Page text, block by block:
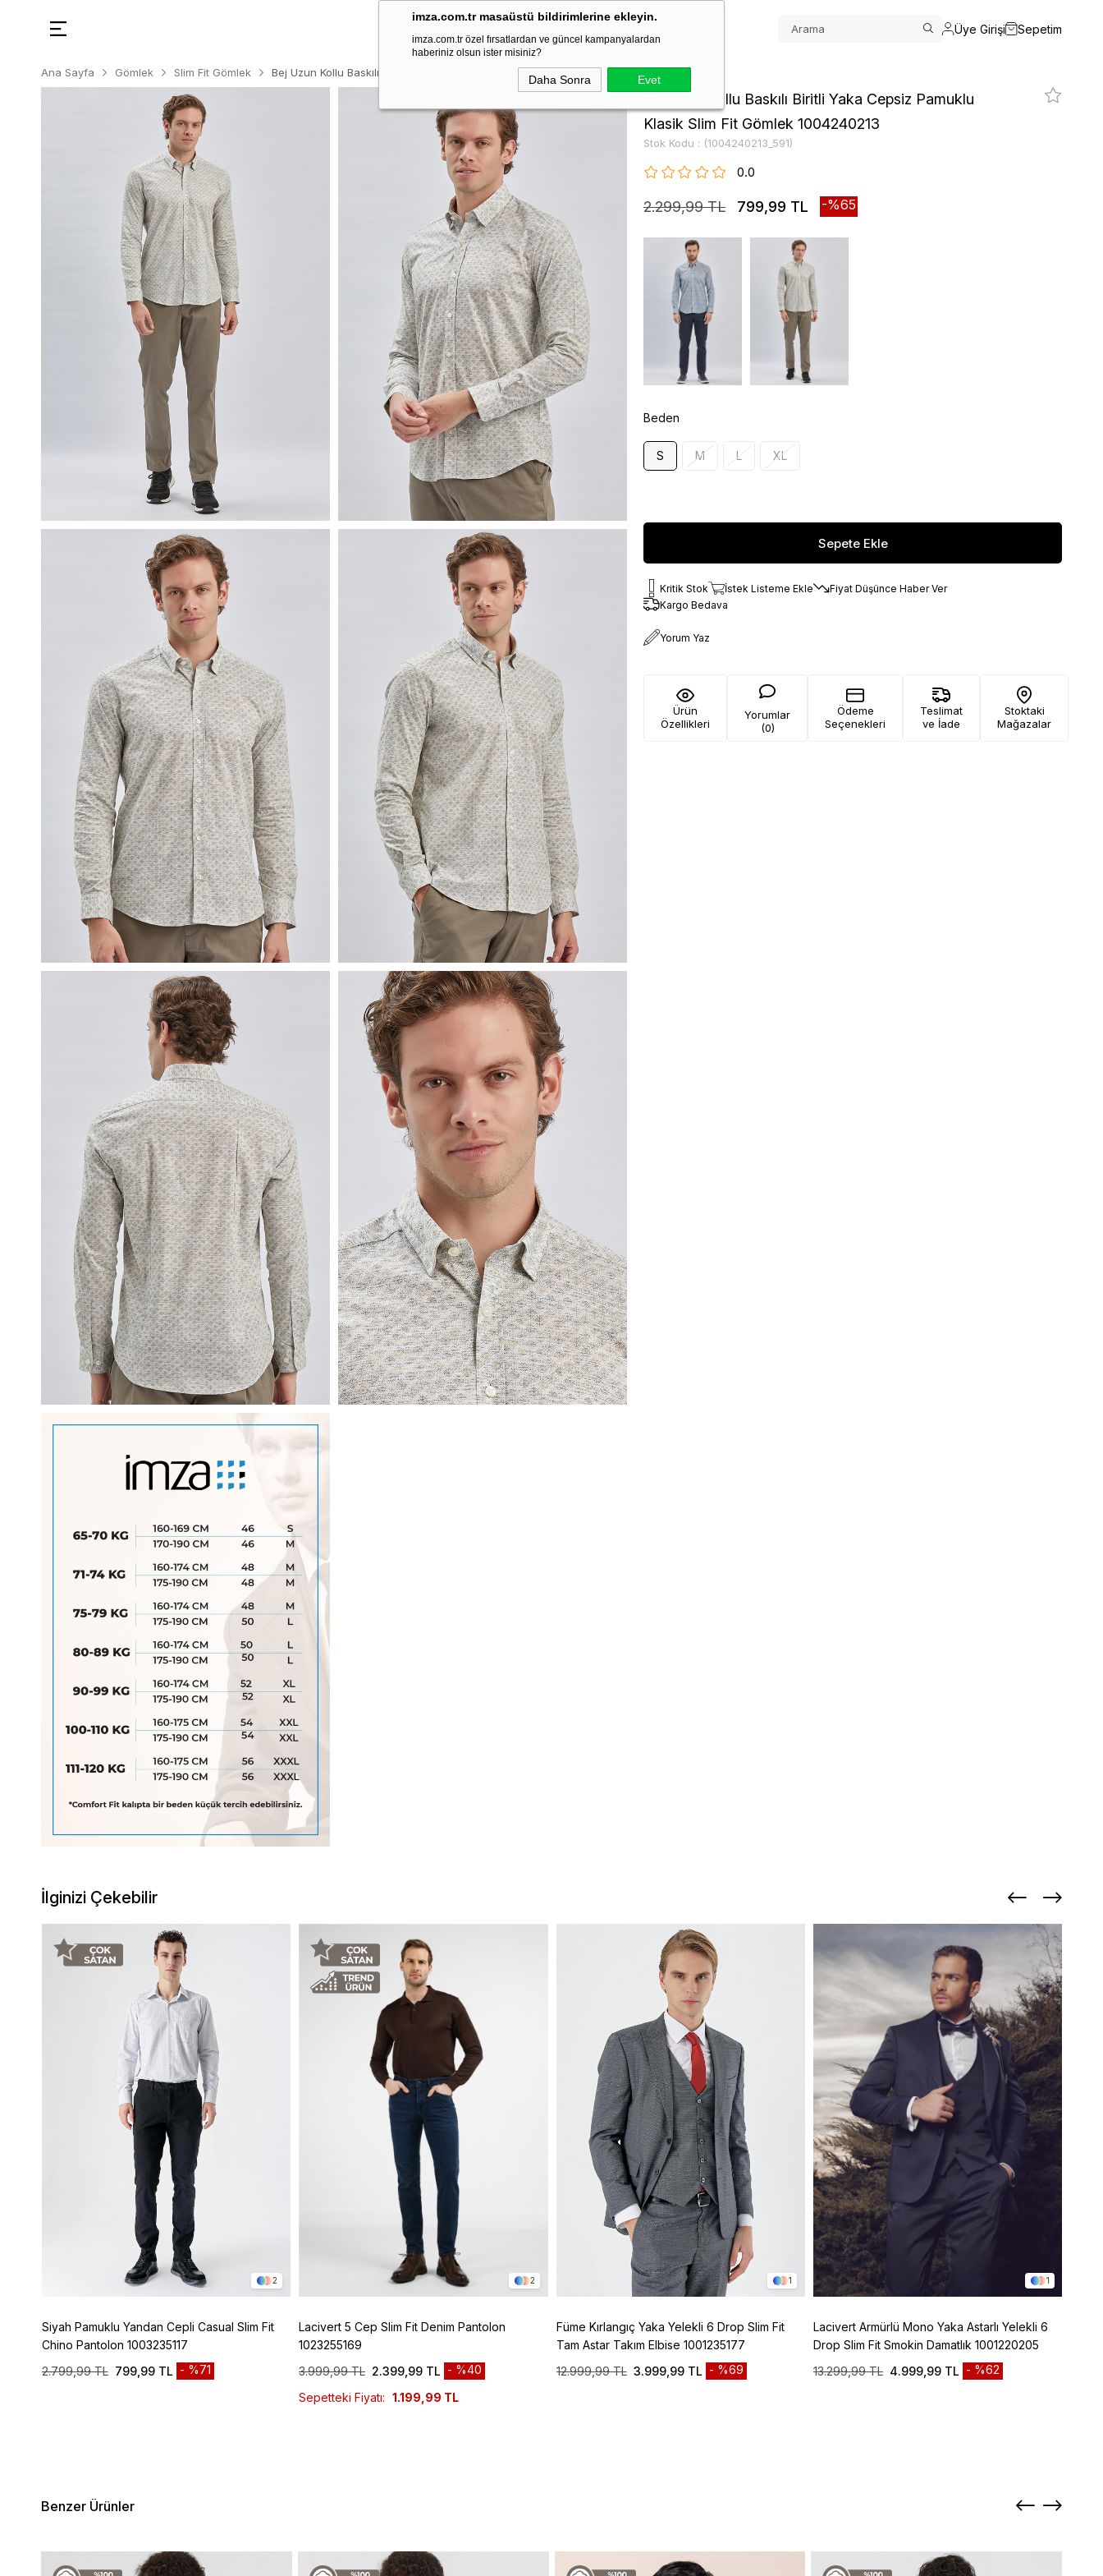
imza.com.tr masaüstü bildirimlerine ekleyin.
imza.com.tr özel fırsatlardan ve güncel kampanyalardan
haberiniz olsun ister misiniz?
Daha Sonra Evet
Üye Girişi Sepetim
Ana Sayfa Gömlek Slim Fit Gömlek Bej Uzun Kollu Baskılı Biritli Yaka Cepsiz Pamuklu Klasik Slim Fit Gömlek 1004240213
Bej Uzun Kollu Baskılı Biritli Yaka Cepsiz Pamuklu
Klasik Slim Fit Gömlek 1004240213
Stok Kodu (1004240213_591)
0.0
2.299,99 TL 799,99 TL 65
Beden
S M L XL
Kritik Stok İstek Listeme Ekle
Fiyat Düşünce Haber Ver
Kargo Bedava
Yorum Yaz
Ürün
Özellikleri
Yorumlar
(0)
Ödeme
Seçenekleri
Teslimat
ve İade
Stoktaki
Mağazalar
İlginizi Çekebilir
2
Siyah Pamuklu Yandan Cepli Casual Slim Fit
Chino Pantolon 1003235117
2.799,99 TL 799,99 TL %71
2
Lacivert 5 Cep Slim Fit Denim Pantolon
1023255169
3.999,99 TL 2.399,99 TL
%40
Sepetteki Fiyatı: 1.199,99 TL
1
Füme Kırlangıç Yaka Yelekli 6 Drop Slim Fit
Tam Astar Takım Elbise 1001235177
12.999,99 TL 3.999,99 TL %69
1
Lacivert Armürlü Mono Yaka Astarlı Yelekli 6
Drop Slim Fit Smokin Damatlık 1001220205
13.299,99 TL 4.999,99 TL %62
Benzer Ürünler